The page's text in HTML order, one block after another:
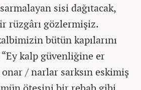
sisi dağıtacak,
rüzgârı gözlermişiz.
bütün kapılarını
kalp güvenliğine er
/ narlar sarksın eskimiş